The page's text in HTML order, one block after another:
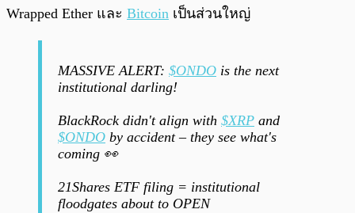
Wrapped Ether และ Bitcoin เป็นส่วนใหญ่
MASSIVE ALERT: $ONDO is the next
institutional darling!
BlackRock didn't align with $XRP and
$ONDO by accident – they see what's
coming 👀
21Shares ETF filing = institutional
floodgates about to OPEN